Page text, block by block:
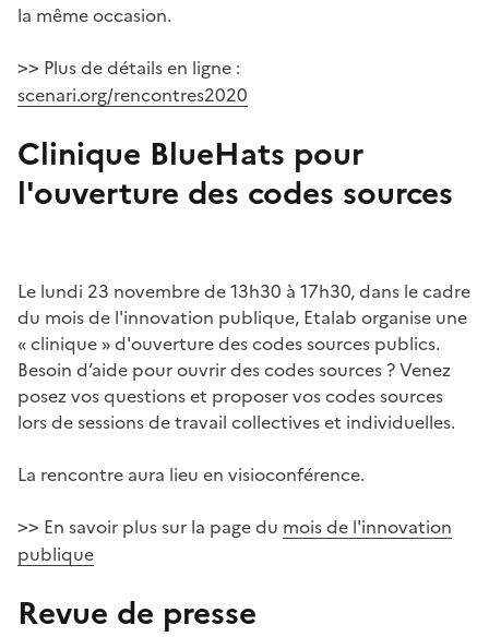
la même occasion.
>> Plus de détails en ligne :
scenari.org/rencontres2020
Clinique BlueHats pour
l'ouverture des codes sources
Le lundi 23 novembre de 13h30 à 17h30, dans le cadre
du mois de l'innovation publique, Etalab organise une
« clinique » d'ouverture des codes sources publics.
Besoin d’aide pour ouvrir des codes sources ? Venez
posez vos questions et proposer vos codes sources
lors de sessions de travail collectives et individuelles.
La rencontre aura lieu en visioconférence.
>> En savoir plus sur la page du mois de l'innovation
publique
Revue de presse